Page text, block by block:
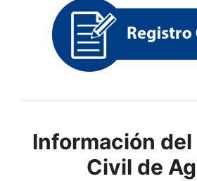
Información
Civil de